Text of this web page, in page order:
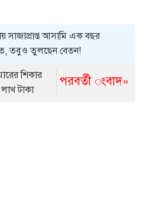
সাজাপ্রাপ্ত আসামি এক বছর
তবুও তুলছেন বেতন!
পরবর্তী ংবাদ»
শিকার
টাকা